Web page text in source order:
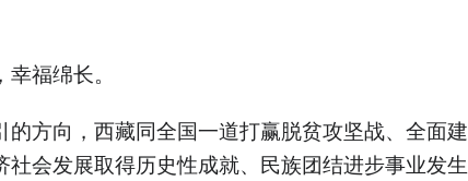
福绵长。
的方向，西藏同全国一道打赢脱贫攻坚战、全面建
社会发展取得历史性成就、民族团结进步事业发生